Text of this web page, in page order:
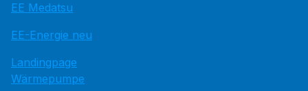
EE Medatsu
EE-Energie neu
Landingpage
Wärmepumpe